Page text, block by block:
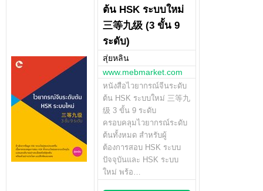
ต้น HSK ระบบใหม่
三等九级 (3 ขั้น 9
ระดับ)
สุ่ยหลิน
www.mebmarket.com
หนังสือไวยากรณ์จีนระดับ
ต้น HSK ระบบใหม่ 三等九
级 3 ขั้น 9 ระดับ
ครอบคลุมไวยากรณ์ระดับ
ต้นทั้งหมด สำหรับผู้
ต้องการสอบ HSK ระบบ
ปัจจุบันและ HSK ระบบ
ใหม่ พร้อ…